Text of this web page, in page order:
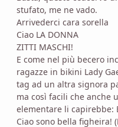
stufato, me ne vado.
Arrivederci cara sorella
Ciao LA DONNA
ZITTI MASCHI!
E come nel più becero
ragazze in bikini Lady
tag ad un altra signora
ma così facili che anche
elementare li capirebbe:
Ciao sono bella figheira!